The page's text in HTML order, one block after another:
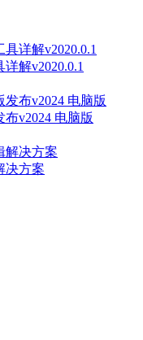
解v2020.0.1
布v2024 电脑版
决方案